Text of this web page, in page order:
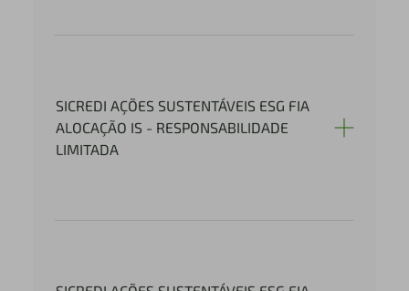
SICREDI AÇÕES SUSTENTÁVEIS ESG FIA
ALOCAÇÃO IS - RESPONSABILIDADE
LIMITADA